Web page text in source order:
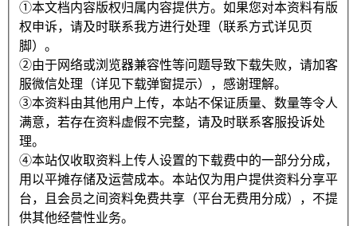
①本文档内容版权归属内容提供方。如果您对本资料有版
权申诉，请及时联系我方进行处理（联系方式详见页
脚）。
②由于网络或浏览器兼容性等问题导致下载失败，请加客
服微信处理（详见下载弹窗提示），感谢理解。
③本资料由其他用户上传，本站不保证质量、数量等令人
满意，若存在资料虚假不完整，请及时联系客服投诉处
理。
④本站仅收取资料上传人设置的下载费中的一部分分成，
用以平摊存储及运营成本。本站仅为用户提供资料分享平
台，且会员之间资料免费共享（平台无费用分成），不提
供其他经营性业务。